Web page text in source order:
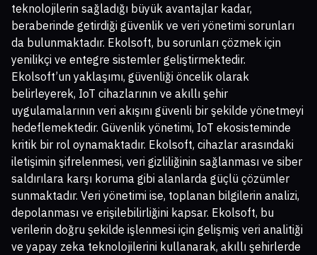
teknolojilerin sağladığı büyük avantajlar kadar,
beraberinde getirdiği güvenlik ve veri yönetimi sorunları
da bulunmaktadır. Ekolsoft, bu sorunları çözmek için
yenilikçi ve entegre sistemler geliştirmektedir.
Ekolsoft’un yaklaşımı, güvenliği öncelik olarak
belirleyerek, IoT cihazlarının ve akıllı şehir
uygulamalarının veri akışını güvenli bir şekilde yönetmeyi
hedeflemektedir. Güvenlik yönetimi, IoT ekosisteminde
kritik bir rol oynamaktadır. Ekolsoft, cihazlar arasındaki
iletişimin şifrelenmesi, veri gizliliğinin sağlanması ve siber
saldırılara karşı koruma gibi alanlarda güçlü çözümler
sunmaktadır. Veri yönetimi ise, toplanan bilgilerin analizi,
depolanması ve erişilebilirliğini kapsar. Ekolsoft, bu
verilerin doğru şekilde işlenmesi için gelişmiş veri analitiği
ve yapay zeka teknolojilerini kullanarak, akıllı şehirlerde